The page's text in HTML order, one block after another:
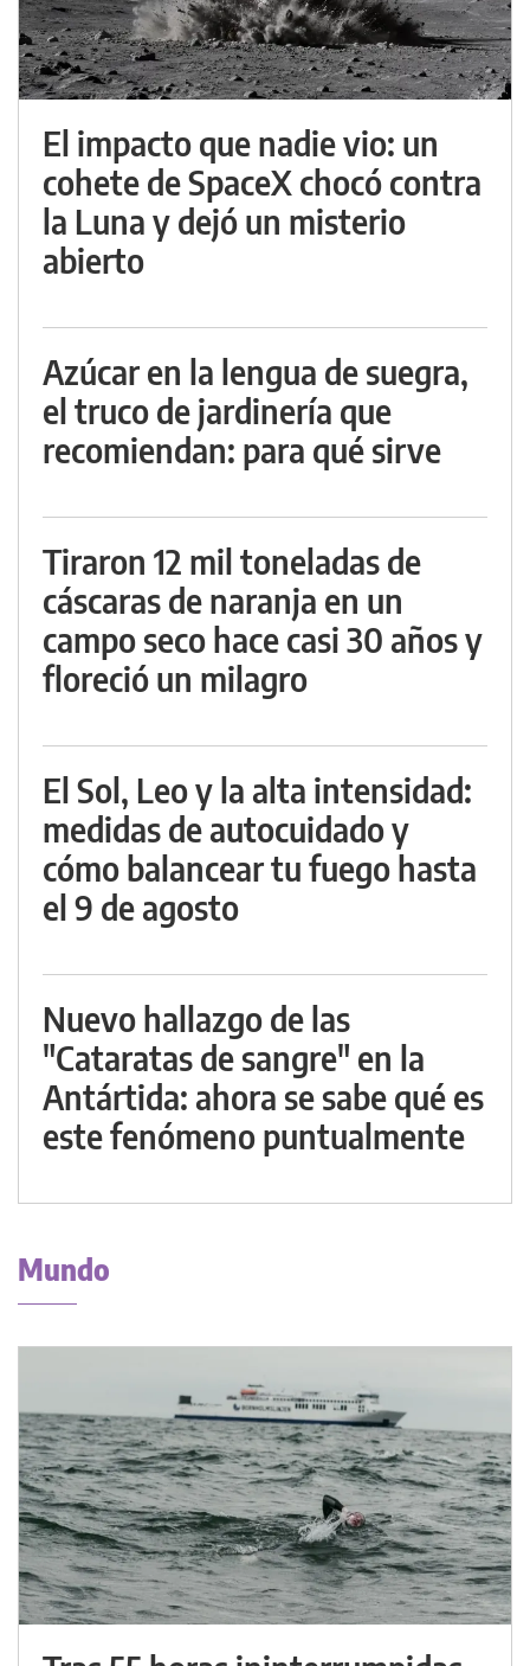
El impacto que nadie vio: un
cohete de SpaceX chocó contra
la Luna y dejó un misterio
abierto
Azúcar en la lengua de suegra,
el truco de jardinería que
recomiendan: para qué sirve
Tiraron 12 mil toneladas de
cáscaras de naranja en un
campo seco hace casi 30 años y
floreció un milagro
El Sol, Leo y la alta intensidad:
medidas de autocuidado y
cómo balancear tu fuego hasta
el 9 de agosto
Nuevo hallazgo de las
"Cataratas de sangre" en la
Antártida: ahora se sabe qué es
este fenómeno puntualmente
Mundo